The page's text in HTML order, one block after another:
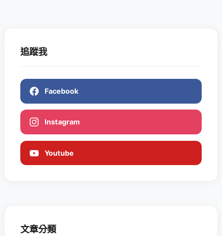
追蹤我
Facebook
Instagram
Youtube
文章分類